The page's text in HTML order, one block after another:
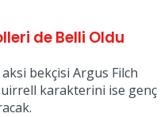
de Belli Oldu
bekçisi Argus Filch
karakterini ise genç